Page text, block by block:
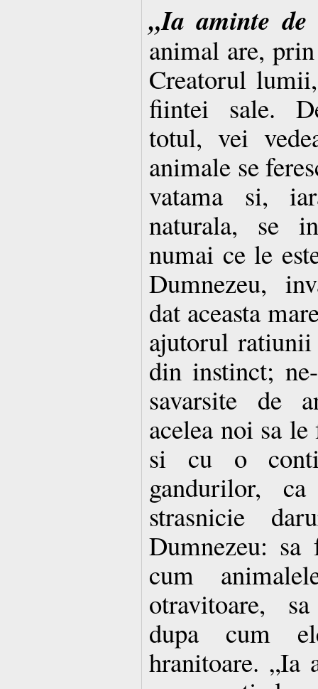
„Ia aminte
animal are,
Creatorul
fiintei sale.
totul, vei
animale se
vatama si,
naturala, se
numai ce le
Dumnezeu,
dat aceasta
ajutorul ratiunii
din instinct;
savarsite de
acelea noi sa
si cu o
gandurilor,
strasnicie
Dumnezeu:
cum
otravitoare,
dupa cum
hranitoare. „Ia